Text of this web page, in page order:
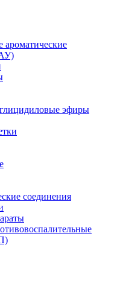
ароматические
эфиры
соединения